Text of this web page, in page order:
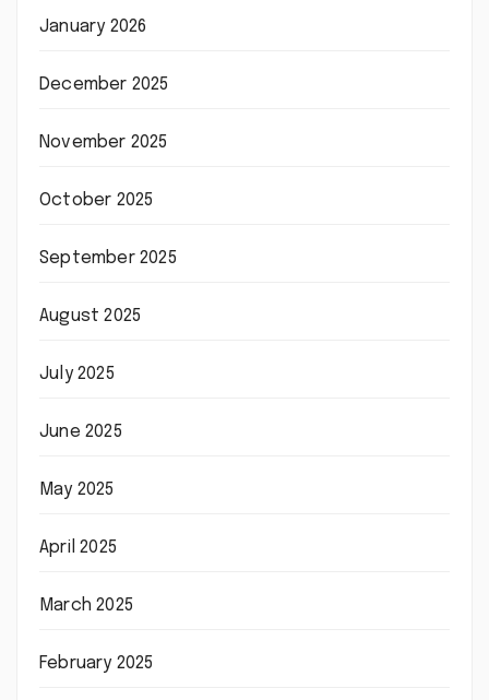
January 2026
December 2025
November 2025
October 2025
September 2025
August 2025
July 2025
June 2025
May 2025
April 2025
March 2025
February 2025